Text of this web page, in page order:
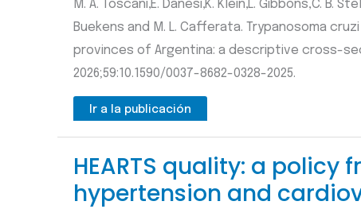
M. A. Toscani,E. Danesi,K. Klein,L. Gibbons,C. B.
Buekens and M. L. Cafferata. Trypanosoma
provinces of Argentina: a descriptive cross-
2026;59:10.1590/0037-8682-0328-2025.
Ir a la publicación
HEARTS quality: a
hypertension and